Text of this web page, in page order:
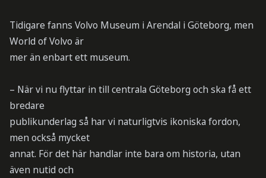
Tidigare fanns Volvo Museum i Arendal i Göteborg, men
World of Volvo är
mer än enbart ett museum.
– När vi nu flyttar in till centrala Göteborg och ska få ett
bredare
publikunderlag så har vi naturligtvis ikoniska fordon,
men också mycket
annat. För det här handlar inte bara om historia, utan
även nutid och